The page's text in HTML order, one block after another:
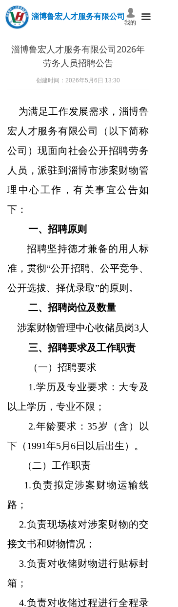
淄博鲁宏人才服务有限公司 끀
넙
我的
淄博鲁宏人才服务有限公司2026年
劳务人员招聘公告
创建时间： 2026年5月6日 13:30
为满足工作发展需求，淄博鲁
宏人才服务有限公司（以下简称
公司）现面向社会公开招聘劳务
人员，派驻到淄博市涉案财物管
理中心工作，有关事宜公告如
下：
一、招聘原则
招聘坚持德才兼备的用人标
准，贯彻“公开招聘、公平竞争、
公开选拔、择优录取”的原则。
二、招聘岗位及数量
涉案财物管理中心收储员岗3人
三、招聘要求及工作职责
（一）招聘要求
1.学历及专业要求：大专及
以上学历，专业不限；
2.年龄要求：35岁（含）以
下（1991年5月6日以后出生）。
（二）工作职责
1.负责拟定涉案财物运输线
路；
2.负责现场核对涉案财物的交
接文书和财物情况；
3.负责对收储财物进行贴标封
箱；
4.负责对收储过程进行全程录